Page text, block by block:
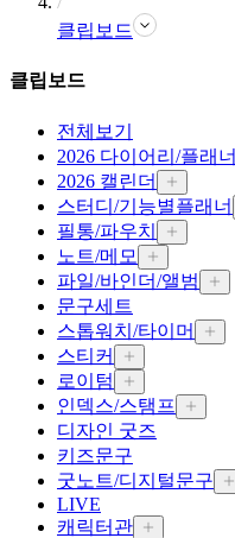
클립보드
클립보드
전체보기
2026 다이어리/플래너
2026 캘린더
스터디/기능별플래너
필통/파우치
노트/메모
파일/바인더/앨범
문구세트
스톱워치/타이머
스티커
로이텀
인덱스/스탬프
디자인 굿즈
키즈문구
굿노트/디지털문구
LIVE
캐릭터관